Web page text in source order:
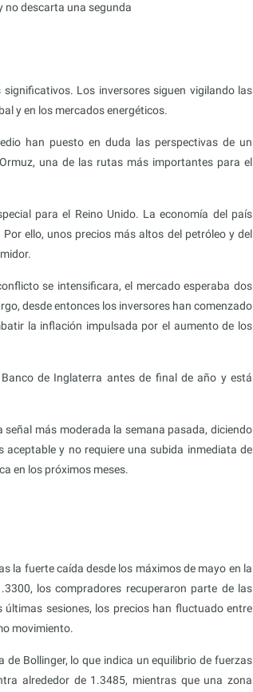
no descarta una segunda
Los inversores siguen vigilando las
y en los mercados energéticos.
han puesto en duda las perspectivas de un
una de las rutas más importantes para el
para el Reino Unido. La economía del país
ello, unos precios más altos del petróleo y del
se intensificara, el mercado esperaba dos
desde entonces los inversores han comenzado
la inflación impulsada por el aumento de los
de Inglaterra antes de final de año y está
más moderada la semana pasada, diciendo
y no requiere una subida inmediata de
en los próximos meses.
la fuerte caída desde los máximos de mayo en la
los compradores recuperaron parte de las
sesiones, los precios han fluctuado entre
movimiento.
Bollinger, lo que indica un equilibrio de fuerzas
alrededor de 1.3485, mientras que una zona